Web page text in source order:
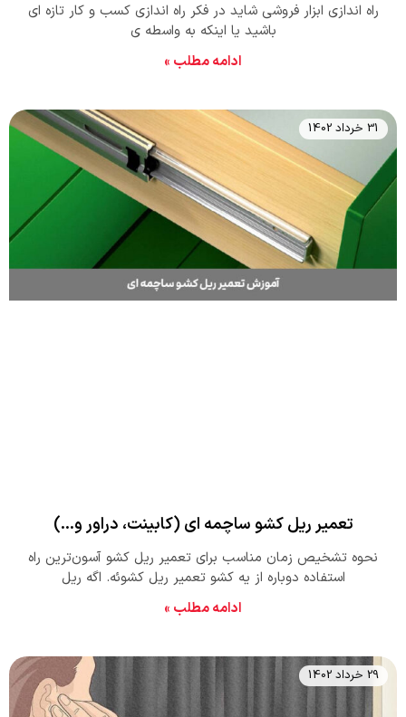
راه اندازی ابزار فروشی شاید در فکر راه اندازی کسب و کار تازه ای
باشید یا اینکه به واسطه ی
ادامه مطلب »
تعمیر ریل کشو ساچمه ای (کابینت، دراور و…)
31 خرداد 1402
نحوه تشخیص زمان مناسب برای تعمیر ریل کشو آسون‌ترین راه
استفاده دوباره از یه کشو تعمیر ریل کشوئه. اگه ریل
ادامه مطلب »
29 خرداد 1402